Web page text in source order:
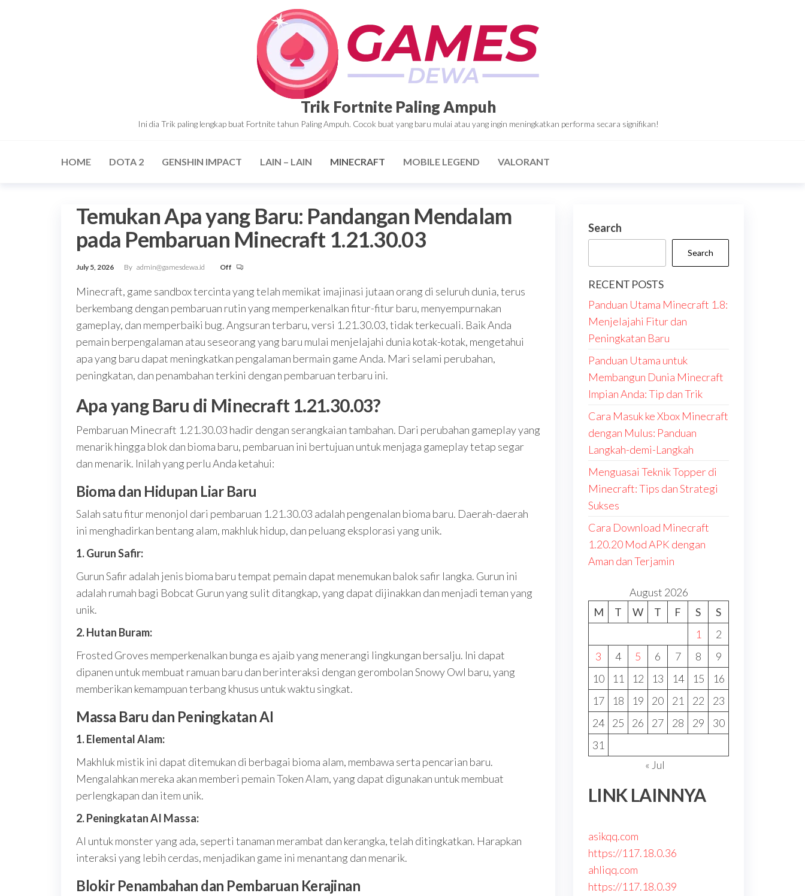
Trik Fortnite Paling Ampuh
Ini dia Trik paling lengkap buat Fortnite tahun Paling Ampuh. Cocok buat yang baru mulai atau yang ingin meningkatkan performa secara signifikan!
HOME DOTA 2 GENSHIN IMPACT LAIN – LAIN MINECRAFT MOBILE LEGEND VALORANT
Temukan Apa yang Baru: Pandangan Mendalam
pada Pembaruan Minecraft 1.21.30.03
July 5, 2026 By admin@gamesdewa.id Off
Minecraft, game sandbox tercinta yang telah memikat imajinasi jutaan orang di seluruh dunia, terus
berkembang dengan pembaruan rutin yang memperkenalkan fitur-fitur baru, menyempurnakan
gameplay, dan memperbaiki bug. Angsuran terbaru, versi 1.21.30.03, tidak terkecuali. Baik Anda
pemain berpengalaman atau seseorang yang baru mulai menjelajahi dunia kotak-kotak, mengetahui
apa yang baru dapat meningkatkan pengalaman bermain game Anda. Mari selami perubahan,
peningkatan, dan penambahan terkini dengan pembaruan terbaru ini.
Apa yang Baru di Minecraft 1.21.30.03?
Pembaruan Minecraft 1.21.30.03 hadir dengan serangkaian tambahan. Dari perubahan gameplay yang
menarik hingga blok dan bioma baru, pembaruan ini bertujuan untuk menjaga gameplay tetap segar
dan menarik. Inilah yang perlu Anda ketahui:
Bioma dan Hidupan Liar Baru
Salah satu fitur menonjol dari pembaruan 1.21.30.03 adalah pengenalan bioma baru. Daerah-daerah
ini menghadirkan bentang alam, makhluk hidup, dan peluang eksplorasi yang unik.
1. Gurun Safir:
Gurun Safir adalah jenis bioma baru tempat pemain dapat menemukan balok safir langka. Gurun ini
adalah rumah bagi Bobcat Gurun yang sulit ditangkap, yang dapat dijinakkan dan menjadi teman yang
unik.
2. Hutan Buram:
Frosted Groves memperkenalkan bunga es ajaib yang menerangi lingkungan bersalju. Ini dapat
dipanen untuk membuat ramuan baru dan berinteraksi dengan gerombolan Snowy Owl baru, yang
memberikan kemampuan terbang khusus untuk waktu singkat.
Massa Baru dan Peningkatan AI
1. Elemental Alam:
Makhluk mistik ini dapat ditemukan di berbagai bioma alam, membawa serta pencarian baru.
Mengalahkan mereka akan memberi pemain Token Alam, yang dapat digunakan untuk membuat
perlengkapan dan item unik.
2. Peningkatan AI Massa:
AI untuk monster yang ada, seperti tanaman merambat dan kerangka, telah ditingkatkan. Harapkan
interaksi yang lebih cerdas, menjadikan game ini menantang dan menarik.
Blokir Penambahan dan Pembaruan Kerajinan
Search
Search
RECENT POSTS
Panduan Utama Minecraft 1.8:
Menjelajahi Fitur dan
Peningkatan Baru
Panduan Utama untuk
Membangun Dunia Minecraft
Impian Anda: Tip dan Trik
Cara Masuk ke Xbox Minecraft
dengan Mulus: Panduan
Langkah-demi-Langkah
Menguasai Teknik Topper di
Minecraft: Tips dan Strategi
Sukses
Cara Download Minecraft
1.20.20 Mod APK dengan
Aman dan Terjamin
August 2026
M
T W T F S
S
1
2
3
4 5 6 7 8
9
10
11 12 13 14 15
16
17
18 19 20 21 22
23
24
25 26 27 28 29
30
31
« Jul
LINK LAINNYA
asikqq.com
https://117.18.0.36
ahliqq.com
https://117.18.0.39